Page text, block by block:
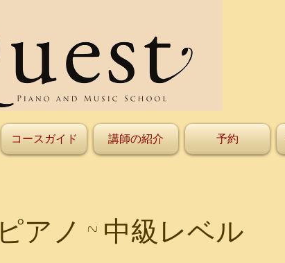
コースガイド 講師の紹介 予約
ピアノ ~ 中級レベル